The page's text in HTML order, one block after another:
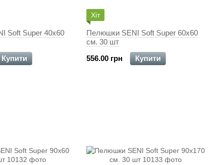
Soft Super 40x60
Купити
Хіт
Пелюшки SENI Soft Super 60x60
см. 30 шт
556.00 грн
Купити